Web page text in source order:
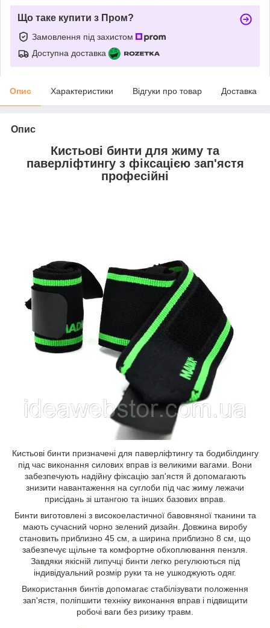
Що таке купити з Пром?
Замовлення під захистом
Доступна доставка
Опис Характеристики Відгуки про товар Доставка
Опис
Кистьові бинти для жиму та
паверліфтингу з фіксацією зап'ястя
професійні
Кистьові бинти призначені для паверліфтингу та бодибілдингу
під час виконання силових вправ із великими вагами. Вони
забезпечують надійну фіксацію зап'ястя й допомагають
знизити навантаження на суглоби під час жиму лежачи
присідань зі штангою та інших базових вправ.
Бинти виготовлені з високоеластичної бавовняної тканини та
мають сучасний чорно зелений дизайн. Довжина виробу
становить приблизно 45 см, а ширина приблизно 8 см, що
забезпечує щільне та комфортне обхоплювання пензля.
Завдяки якісній липучці бинти легко регулюються під
індивідуальний розмір руки та не ушкоджують одяг.
Використання бинтів допомагає стабілізувати положення
зап'ястя, поліпшити техніку виконання вправ і підвищити
робочі ваги без ризику травм.